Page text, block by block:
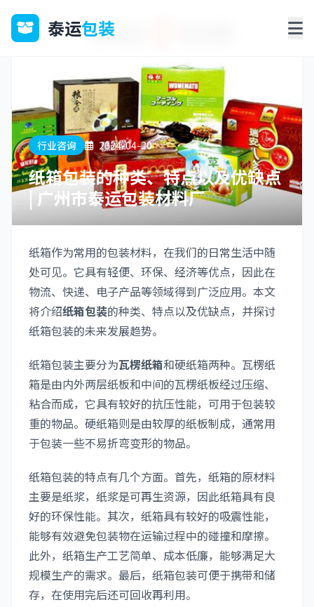
泰运包装
行业咨询 2024-04-20
纸箱包装的种类、特点以及优缺点
| 广州市泰运包装材料厂
纸箱作为常用的包装材料，在我们的日常生活中随
处可见。它具有轻便、环保、经济等优点，因此在
物流、快递、电子产品等领域得到广泛应用。本文
将介绍纸箱包装的种类、特点以及优缺点，并探讨
纸箱包装的未来发展趋势。
纸箱包装主要分为瓦楞纸箱和硬纸箱两种。瓦楞纸
箱是由内外两层纸板和中间的瓦楞纸板经过压缩、
粘合而成，它具有较好的抗压性能，可用于包装较
重的物品。硬纸箱则是由较厚的纸板制成，通常用
于包装一些不易折弯变形的物品。
纸箱包装的特点有几个方面。首先，纸箱的原材料
主要是纸浆，纸浆是可再生资源，因此纸箱具有良
好的环保性能。其次，纸箱具有较好的吸震性能，
能够有效避免包装物在运输过程中的碰撞和摩擦。
此外，纸箱生产工艺简单、成本低廉，能够满足大
规模生产的需求。最后，纸箱包装可便于携带和储
存，在使用完后还可回收再利用。